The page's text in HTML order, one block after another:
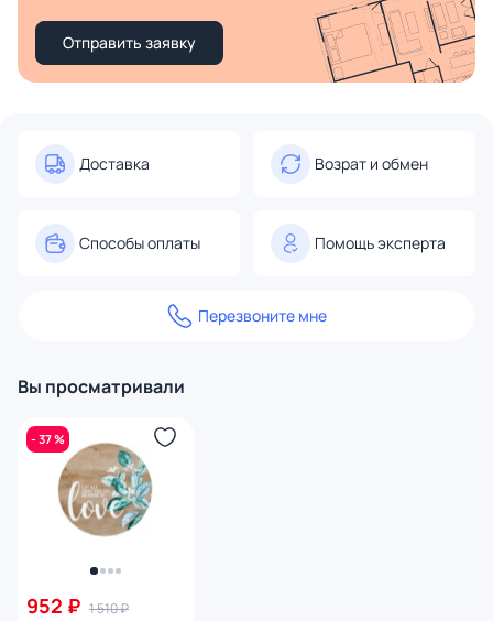
Отправить заявку
Доставка Возрат и обмен
Способы оплаты Помощь эксперта
Перезвоните мне
Вы просматривали
- 37 %
952 ₽ 1 510 ₽